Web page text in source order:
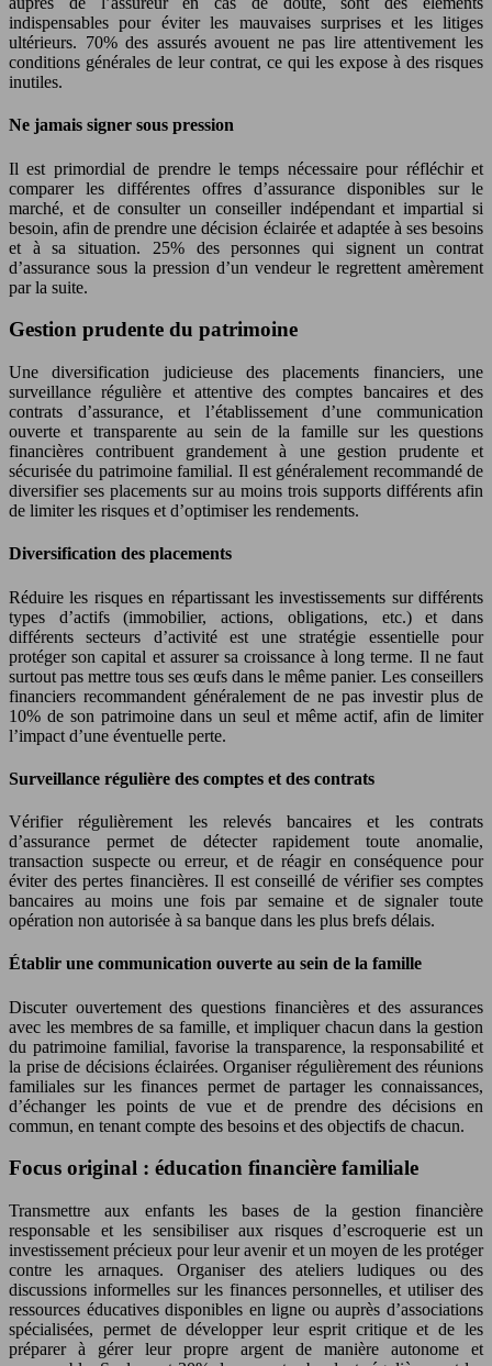
indispensables pour éviter les mauvaises surprises et les litiges
ultérieurs. 70% des assurés avouent ne pas lire attentivement les
conditions générales de leur contrat, ce qui les expose à des risques
inutiles.
Ne jamais signer sous pression
Il est primordial de prendre le temps nécessaire pour réfléchir et
comparer les différentes offres d’assurance disponibles sur le
marché, et de consulter un conseiller indépendant et impartial si
besoin, afin de prendre une décision éclairée et adaptée à ses besoins
et à sa situation. 25% des personnes qui signent un contrat
d’assurance sous la pression d’un vendeur le regrettent amèrement
par la suite.
Gestion prudente du patrimoine
Une diversification judicieuse des placements financiers, une
surveillance régulière et attentive des comptes bancaires et des
contrats d’assurance, et l’établissement d’une communication
ouverte et transparente au sein de la famille sur les questions
financières contribuent grandement à une gestion prudente et
sécurisée du patrimoine familial. Il est généralement recommandé de
diversifier ses placements sur au moins trois supports différents afin
de limiter les risques et d’optimiser les rendements.
Diversification des placements
Réduire les risques en répartissant les investissements sur différents
types d’actifs (immobilier, actions, obligations, etc.) et dans
différents secteurs d’activité est une stratégie essentielle pour
protéger son capital et assurer sa croissance à long terme. Il ne faut
surtout pas mettre tous ses œufs dans le même panier. Les conseillers
financiers recommandent généralement de ne pas investir plus de
10% de son patrimoine dans un seul et même actif, afin de limiter
l’impact d’une éventuelle perte.
Surveillance régulière des comptes et des contrats
Vérifier régulièrement les relevés bancaires et les contrats
d’assurance permet de détecter rapidement toute anomalie,
transaction suspecte ou erreur, et de réagir en conséquence pour
éviter des pertes financières. Il est conseillé de vérifier ses comptes
bancaires au moins une fois par semaine et de signaler toute
opération non autorisée à sa banque dans les plus brefs délais.
Établir une communication ouverte au sein de la famille
Discuter ouvertement des questions financières et des assurances
avec les membres de sa famille, et impliquer chacun dans la gestion
du patrimoine familial, favorise la transparence, la responsabilité et
la prise de décisions éclairées. Organiser régulièrement des réunions
familiales sur les finances permet de partager les connaissances,
d’échanger les points de vue et de prendre des décisions en
commun, en tenant compte des besoins et des objectifs de chacun.
Focus original : éducation financière familiale
Transmettre aux enfants les bases de la gestion financière
responsable et les sensibiliser aux risques d’escroquerie est un
investissement précieux pour leur avenir et un moyen de les protéger
contre les arnaques. Organiser des ateliers ludiques ou des
discussions informelles sur les finances personnelles, et utiliser des
ressources éducatives disponibles en ligne ou auprès d’associations
spécialisées, permet de développer leur esprit critique et de les
préparer à gérer leur propre argent de manière autonome et